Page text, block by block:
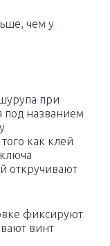
чем у
при
под названием
как клей
откручивают
фиксируют
винт